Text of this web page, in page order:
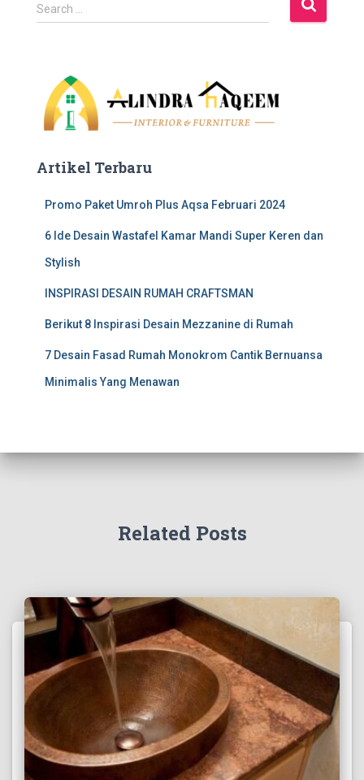
e
Search …
Artikel Terbaru
Promo Paket Umroh Plus Aqsa Februari 2024
6 Ide Desain Wastafel Kamar Mandi Super Keren dan
Stylish
INSPIRASI DESAIN RUMAH CRAFTSMAN
Berikut 8 Inspirasi Desain Mezzanine di Rumah
7 Desain Fasad Rumah Monokrom Cantik Bernuansa
Minimalis Yang Menawan
Related Posts